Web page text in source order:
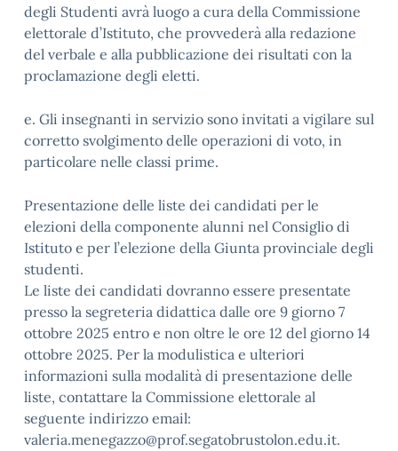
degli Studenti avrà luogo a cura della Commissione
elettorale d’Istituto, che provvederà alla redazione
del verbale e alla pubblicazione dei risultati con la
proclamazione degli eletti.
e. Gli insegnanti in servizio sono invitati a vigilare sul
corretto svolgimento delle operazioni di voto, in
particolare nelle classi prime.
Presentazione delle liste dei candidati per le
elezioni della componente alunni nel Consiglio di
Istituto e per l’elezione della Giunta provinciale degli
studenti.
Le liste dei candidati dovranno essere presentate
presso la segreteria didattica dalle ore 9 giorno 7
ottobre 2025 entro e non oltre le ore 12 del giorno 14
ottobre 2025. Per la modulistica e ulteriori
informazioni sulla modalità di presentazione delle
liste, contattare la Commissione elettorale al
seguente indirizzo email:
valeria.menegazzo@prof.segatobrustolon.edu.it.